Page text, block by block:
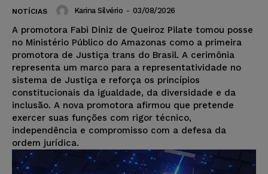
NOTÍCIAS Karina Silvério - 03/08/2026
A promotora Fabi Diniz de Queiroz Pilate tomou posse
no Ministério Público do Amazonas como a primeira
promotora de Justiça trans do Brasil. A cerimônia
representa um marco para a representatividade no
sistema de Justiça e reforça os princípios
constitucionais da igualdade, da diversidade e da
inclusão. A nova promotora afirmou que pretende
exercer suas funções com rigor técnico,
independência e compromisso com a defesa da
ordem jurídica.